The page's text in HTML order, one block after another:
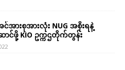
အားစုအားလုံး NUG အစိုးရနဲ့
ဖို့ KIO ဥက္ကဌတိုက်တွန်း